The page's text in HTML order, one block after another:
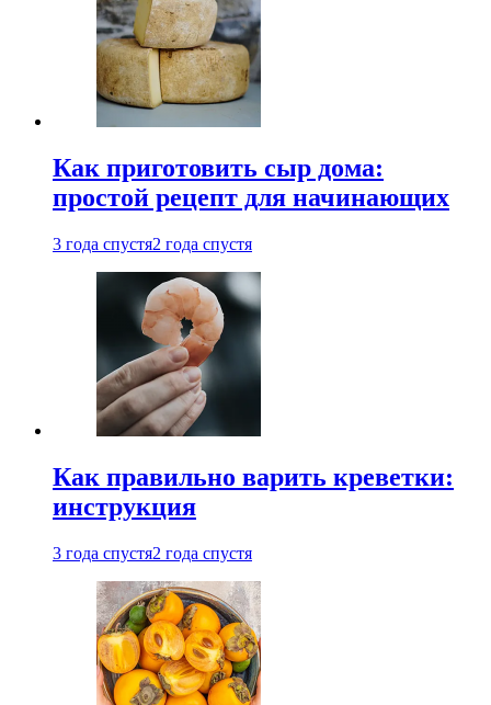
Как приготовить сыр дома:
простой рецепт для начинающих
3 года спустя2 года спустя
Как правильно варить креветки:
инструкция
3 года спустя2 года спустя